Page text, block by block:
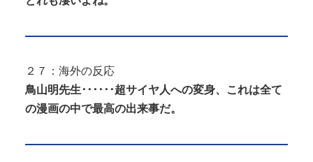
２７：海外の反応
鳥山明先生･･････超サイヤ人への変身、これは全て
の漫画の中で最高の出来事だ。